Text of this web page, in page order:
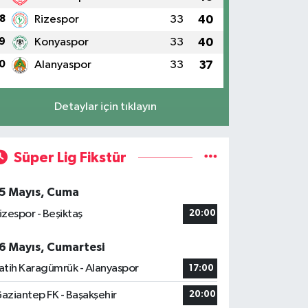
8 Rizespor 33 40
9 Konyaspor 33 40
Alanyaspor 33 37
Detaylar için tıklayın
Süper Lig Fikstür
Mayıs, Cuma
- Beşiktaş
20:00
Mayıs, Cumartesi
Karagümrük - Alanyaspor
17:00
FK - Başakşehir 20:00